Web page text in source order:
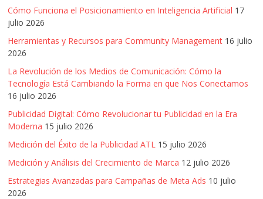
iBlue
Marketing
|
Magazine
Publicidad,
Mercadeo
Medios
de
la
Agencia
Blue
Design
Cómo Funciona el Posicionamiento en Inteligencia Artificial 17
julio 2026
Herramientas y Recursos para Community Management 16 julio
2026
La Revolución de los Medios de Comunicación: Cómo la
Tecnología Está Cambiando la Forma en que Nos Conectamos
16 julio 2026
Publicidad Digital: Cómo Revolucionar tu Publicidad en la Era
Moderna 15 julio 2026
Medición del Éxito de la Publicidad ATL 15 julio 2026
Medición y Análisis del Crecimiento de Marca 12 julio 2026
Estrategias Avanzadas para Campañas de Meta Ads 10 julio
2026